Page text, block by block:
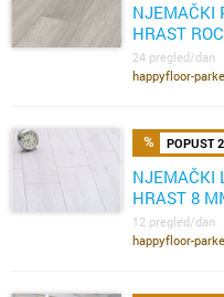
NJEMAČKI
HRAST
24 pregled/dan
happyfloor-
POPUST
NJEMAČKI
HRAST 8
12 pregled/dan
happyfloor-